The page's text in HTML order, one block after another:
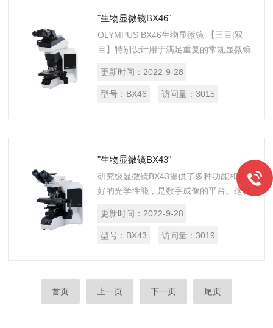
"生物显微镜BX46"
OLYMPUS BX46生物显微镜 【三目|双
目】特别设计用于满足重复的常规显微镜
的物镜转换器聚焦，而不是调节载物台。
载物台固定在很低的位置，用...
更新时间： 2022-9-28
型号： BX46 访问量： 3015
"生物显微镜BX43"
研究级显微镜BX43提供了多种功能和良
好的光学性能，是数字成像的平台。这种
及结合了真彩LED照明的光学元件，能够
实现色彩还原。人性化设计提高了效...
更新时间： 2022-9-28
型号： BX43 访问量： 3019
首页 上一页 下一页 尾页